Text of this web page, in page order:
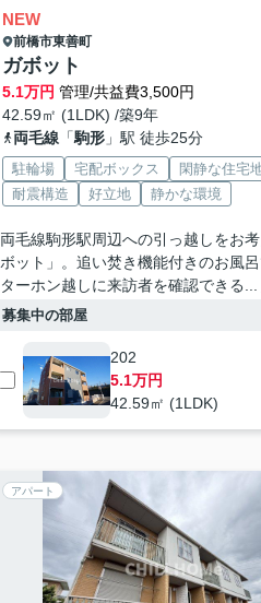
NEW
前橋市東善町
ガボット
5.1万円 管理/共益費3,500円
42.59㎡ (1LDK) /築9年
両毛線「駒形」駅 徒歩25分
駐輪場 宅配ボックス
閑静な住宅
耐震構造
好立地 静かな環境
両毛線駒形駅周辺への引っ越しをお
ボット」。追い焚き機能付きのお風
ターホン越しに来訪者を確認できる...
募集中の部屋
202
5.1万円
42.59㎡ (1LDK)
アパート